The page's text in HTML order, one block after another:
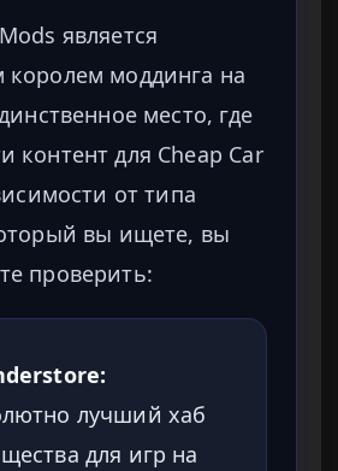
является
королем моддинга на
место, где
контент для Cheap Car
от типа
вы ищете, вы
проверить:
лучший хаб
для игр на